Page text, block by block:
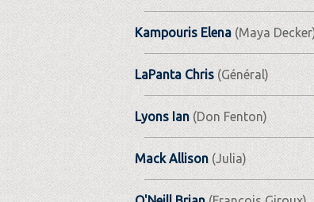
Kampouris Elena(Maya
LaPanta Chris (Général)
Lyons Ian(Don Fenton)
Mack Allison(Julia)